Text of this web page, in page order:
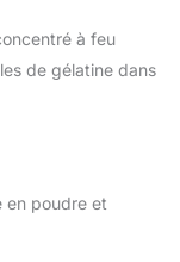
à feu
de gélatine dans
en poudre et